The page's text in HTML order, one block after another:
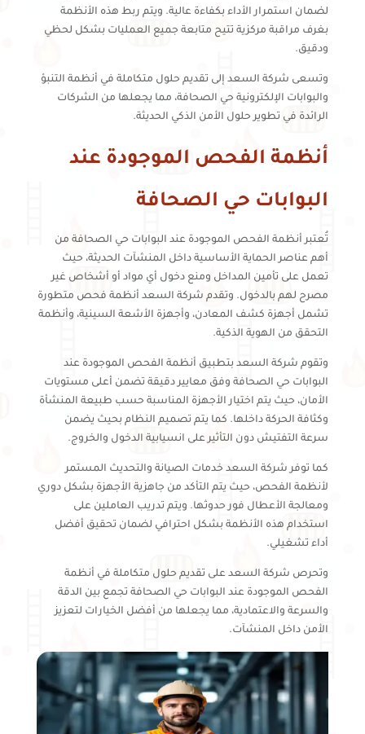
لضمان استمرار الأداء بكفاءة عالية. ويتم ربط هذه الأنظمة
بغرف مراقبة مركزية تتيح متابعة جميع العمليات بشكل لحظي
ودقيق.
وتسعى شركة السعد إلى تقديم حلول متكاملة في أنظمة التنبؤ
والبوابات الإلكترونية حي الصحافة، مما يجعلها من الشركات
الرائدة في تطوير حلول الأمن الذكي الحديثة.
أنظمة الفحص الموجودة عند
البوابات حي الصحافة
تُعتبر أنظمة الفحص الموجودة عند البوابات حي الصحافة من
أهم عناصر الحماية الأساسية داخل المنشآت الحديثة، حيث
تعمل على تأمين المداخل ومنع دخول أي مواد أو أشخاص غير
مصرح لهم بالدخول. وتقدم شركة السعد أنظمة فحص متطورة
تشمل أجهزة كشف المعادن، وأجهزة الأشعة السينية، وأنظمة
التحقق من الهوية الذكية.
وتقوم شركة السعد بتطبيق أنظمة الفحص الموجودة عند
البوابات حي الصحافة وفق معايير دقيقة تضمن أعلى مستويات
الأمان، حيث يتم اختيار الأجهزة المناسبة حسب طبيعة المنشأة
وكثافة الحركة داخلها. كما يتم تصميم النظام بحيث يضمن
سرعة التفتيش دون التأثير على انسيابية الدخول والخروج.
كما توفر شركة السعد خدمات الصيانة والتحديث المستمر
لأنظمة الفحص، حيث يتم التأكد من جاهزية الأجهزة بشكل دوري
ومعالجة الأعطال فور حدوثها. ويتم تدريب العاملين على
استخدام هذه الأنظمة بشكل احترافي لضمان تحقيق أفضل
أداء تشغيلي.
وتحرص شركة السعد على تقديم حلول متكاملة في أنظمة
الفحص الموجودة عند البوابات حي الصحافة تجمع بين الدقة
والسرعة والاعتمادية، مما يجعلها من أفضل الخيارات لتعزيز
الأمن داخل المنشآت.